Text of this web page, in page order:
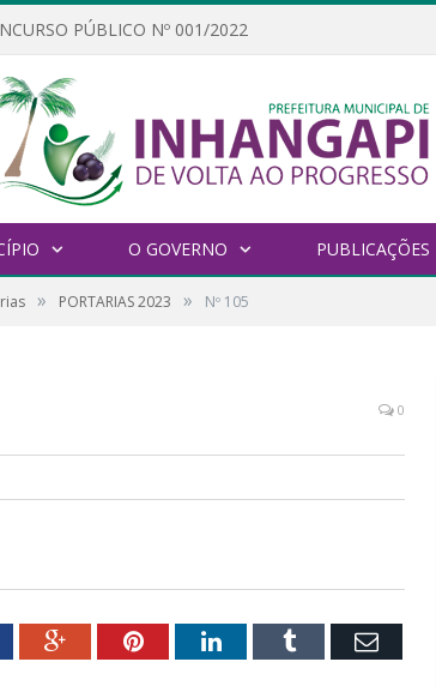
PÚBLICO Nº 001/2022
O GOVERNO PUBLICAÇÕES
» PORTARIAS 2023 » Nº 105
0
Google+PinterestLinkedInTumblr Email